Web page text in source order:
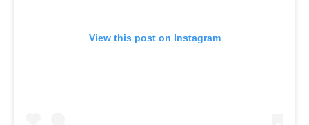
View this post on Instagram